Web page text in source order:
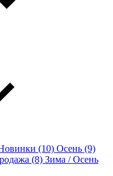
(10) Осень (9)
(8) Зима / Осень